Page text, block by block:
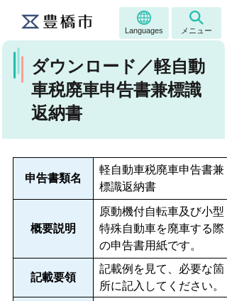
Languages メニュー
ダウンロード／軽自動
車税廃車申告書兼標識
返納書
申告書類名
軽自動車税廃車申告書兼
標識返納書
概要説明
原動機付自転車及び小型
特殊自動車を廃車する際
の申告書用紙です。
記載要領
記載例を見て、必要な箇
所に記入してください。